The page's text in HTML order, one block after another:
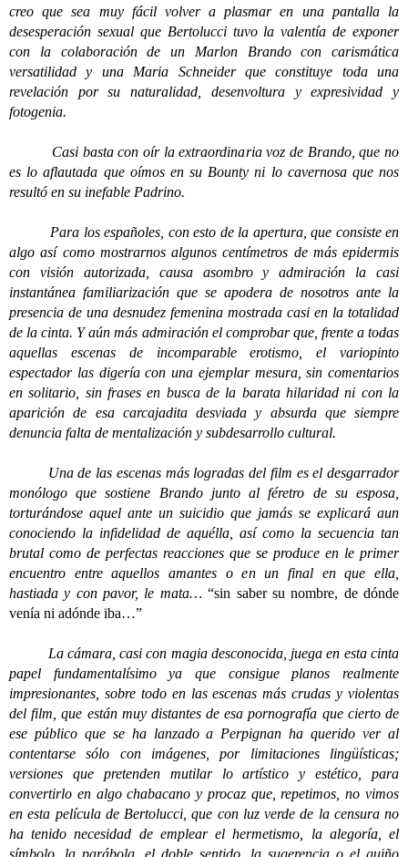
creo que sea muy fácil volver a plasmar en una pantalla la
desesperación sexual que Bertolucci tuvo la valentía de exponer
con la colaboración de un Marlon Brando con carismática
versatilidad y una Maria Schneider que constituye toda una
revelación por su naturalidad, desenvoltura y expresividad y
fotogenia.
Casi basta con oír la extraordinaria voz de Brando, que no
es lo aflautada que oímos en su Bounty ni lo cavernosa que nos
resultó en su inefable Padrino.
Para los españoles, con esto de la apertura, que consiste en
algo así como mostrarnos algunos centímetros de más epidermis
con visión autorizada, causa asombro y admiración la casi
instantánea familiarización que se apodera de nosotros ante la
presencia de una desnudez femenina mostrada casi en la totalidad
de la cinta. Y aún más admiración el comprobar que, frente a todas
aquellas escenas de incomparable erotismo, el variopinto
espectador las digería con una ejemplar mesura, sin comentarios
en solitario, sin frases en busca de la barata hilaridad ni con la
aparición de esa carcajadita desviada y absurda que siempre
denuncia falta de mentalización y subdesarrollo cultural.
Una de las escenas más logradas del film es el desgarrador
monólogo que sostiene Brando junto al féretro de su esposa,
torturándose aquel ante un suicidio que jamás se explicará aun
conociendo la infidelidad de aquélla, así como la secuencia tan
brutal como de perfectas reacciones que se produce en le primer
encuentro entre aquellos amantes o en un final en que ella,
hastiada y con pavor, le mata… “sin saber su nombre, de dónde
venía ni adónde iba…”
La cámara, casi con magia desconocida, juega en esta cinta
papel fundamentalísimo ya que consigue planos realmente
impresionantes, sobre todo en las escenas más crudas y violentas
del film, que están muy distantes de esa pornografía que cierto de
ese público que se ha lanzado a Perpignan ha querido ver al
contentarse sólo con imágenes, por limitaciones lingüísticas;
versiones que pretenden mutilar lo artístico y estético, para
convertirlo en algo chabacano y procaz que, repetimos, no vimos
en esta película de Bertolucci, que con luz verde de la censura no
ha tenido necesidad de emplear el hermetismo, la alegoría, el
símbolo, la parábola, el doble sentido, la sugerencia o el guiño